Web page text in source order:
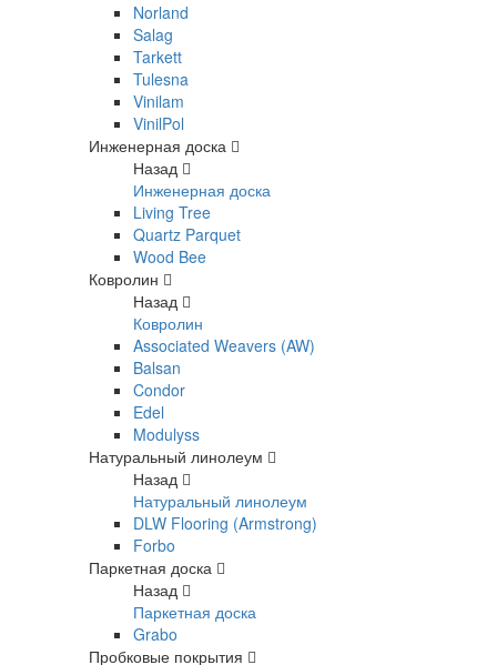
Norland
Salag
Tarkett
Tulesna
Vinilam
VinilPol
Инженерная доска
Назад
Инженерная доска
Living Tree
Quartz Parquet
Wood Bee
Ковролин
Назад
Ковролин
Associated Weavers (AW)
Balsan
Condor
Edel
Modulyss
Натуральный линолеум
Назад
Натуральный линолеум
DLW Flooring (Armstrong)
Forbo
Паркетная доска
Назад
Паркетная доска
Grabo
Пробковые покрытия